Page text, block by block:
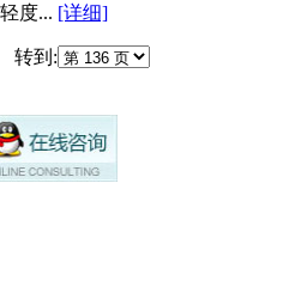
度... [详细]
转到: